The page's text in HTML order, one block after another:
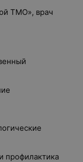
ТМО», врач
профилактика